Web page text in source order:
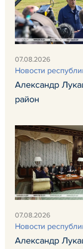
07.08.2026
Новости
Александр
район
07.08.2026
Новости
Александр